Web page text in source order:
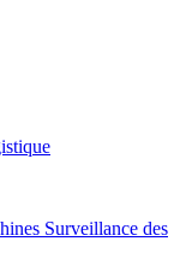
Surveillance des